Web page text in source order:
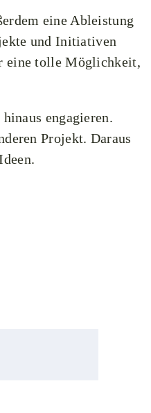
eine Ableistung
und Initiativen
eine tolle Möglichkeit,
engagieren.
Projekt. Daraus